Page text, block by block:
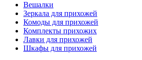
Вешалки
Зеркала для прихожей
Комоды для прихожей
Комплекты прихожих
Лавки для прихожей
Шкафы для прихожей